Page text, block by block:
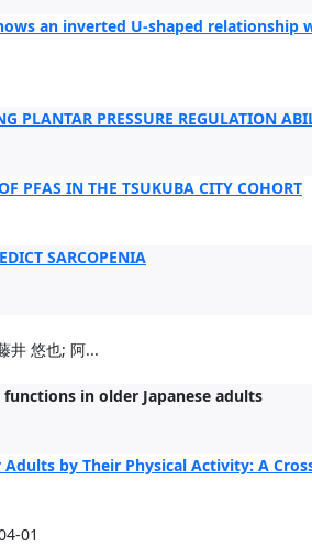
an inverted U-shaped relationship
PLANTAR PRESSURE REGULATION
PFAS IN THE TSUKUBA CITY COHORT
SARCOPENIA
井 悠也; 阿...
in older Japanese adults
by Their Physical Activity: A
01